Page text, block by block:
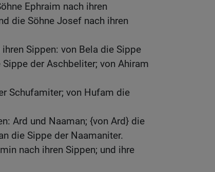
Ephraim nach ihren
die Söhne Josef nach ihren
Sippen: von Bela die Sippe
der Aschbeliter; von Ahiram
Schufamiter; von Hufam die
Ard und Naaman; {von Ard} die
die Sippe der Naamaniter.
nach ihren Sippen; und ihre